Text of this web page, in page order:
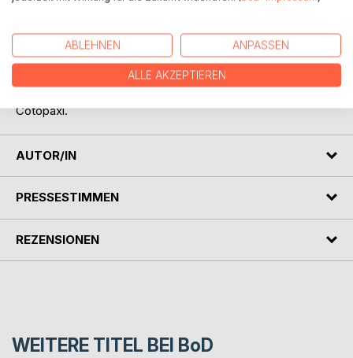
sei deine Mutter, Rowohlt, Taschenbuchverlag 1989).
Ich habe darin erzählt, wie mein Adoptivsohn und ich in
seinem Heimatland Ecuador nach seinen Eltern gesucht
Cotopaxi.
AUTOR/IN
PRESSESTIMMEN
REZENSIONEN
WEITERE TITEL BEI BoD
ABLEHNEN ANPASSEN
ALLE AKZEPTIEREN